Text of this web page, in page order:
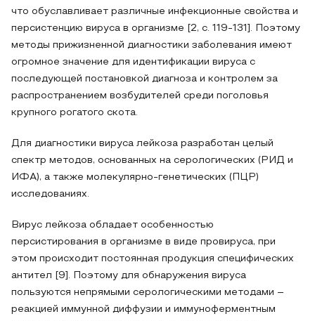
что обуславливает различные инфекционные свойства и
персистенцию вируса в организме [2, с. 119-131]. Поэтому
методы прижизненной диагностики заболевания имеют
огромное значение для идентификации вируса с
последующей постановкой диагноза и контролем за
распространением возбудителей среди поголовья
крупного рогатого скота.
Для диагностики вируса лейкоза разработан целый
спектр методов, основанных на серологических (РИД и
ИФА), а также молекулярно-генетических (ПЦР)
исследованиях.
Вирус лейкоза обладает особенностью
персистирования в организме в виде провируса, при
этом происходит постоянная продукция специфических
антител [9]. Поэтому для обнаружения вируса
пользуются непрямыми серологическими методами –
реакцией иммунной диффузии и иммуноферментным